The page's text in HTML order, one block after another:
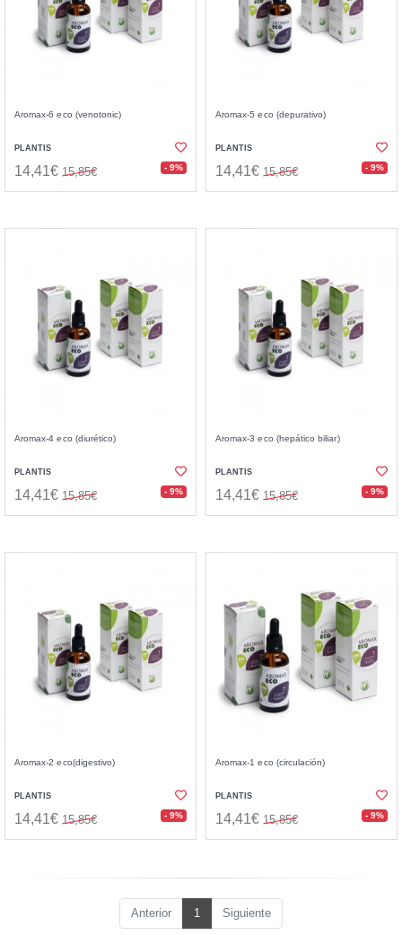
Aromax-6 eco (venotonic)
PLANTIS
14,41€ 15,85€ - 9%
Aromax-5 eco (depurativo)
PLANTIS
14,41€ 15,85€ - 9%
Aromax-4 eco (diurético)
PLANTIS
14,41€ 15,85€ - 9%
Aromax-3 eco (hepático biliar)
PLANTIS
14,41€ 15,85€ - 9%
Aromax-2 eco(digestivo)
PLANTIS
14,41€ 15,85€ - 9%
Aromax-1 eco (circulación)
PLANTIS
14,41€ 15,85€ - 9%
Anterior 1 Siguiente